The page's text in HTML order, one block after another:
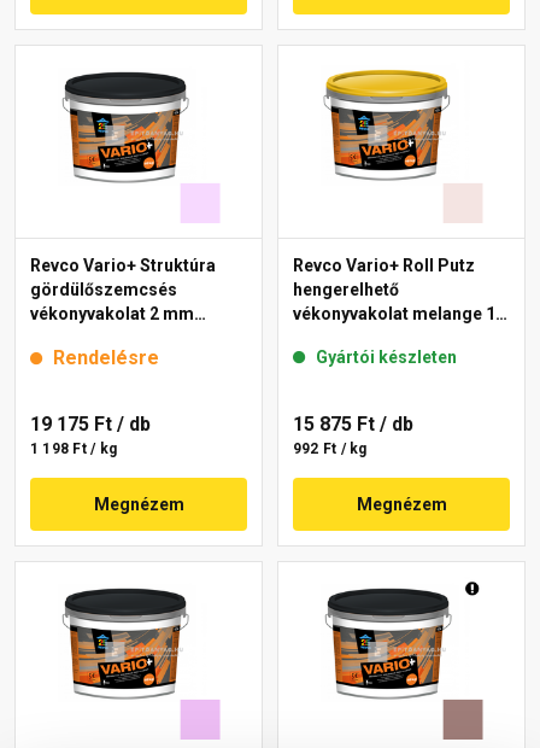
Revco Vario+ Struktúra
gördülőszemcsés
vékonyvakolat 2 mm
Rendelésre
19 175 Ft / db
1 198 Ft / kg
Megnézem
Revco Vario+ Roll Putz
hengerelhető
vékonyvakolat melange 1
Gyártói készleten
15 875 Ft / db
992 Ft / kg
Megnézem